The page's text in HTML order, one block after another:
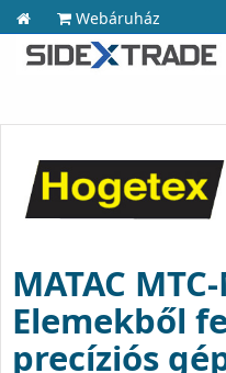
Webáruház
MATAC
Elemekből
precíziós